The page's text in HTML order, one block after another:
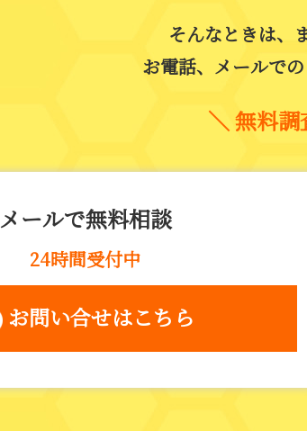
そんなときは、
お電話、メールで
＼ 無料調
メールで無料相談
24時間受付中
お問い合せはこちら